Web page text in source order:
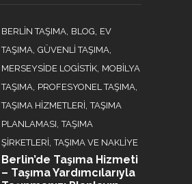
BERLIN TAŞIMA BLOG EV
TAŞIMA GÜVENLI TAŞIMA
MERSEYSIDE LOGISTIK MOBILYA
TAŞIMA PROFESYONEL TAŞIMA
TAŞIMA HIZMETLERI ,TAŞIMA
PLANLAMASI ,TAŞIMA
ŞIRKETLERI ,TAŞIMA VE NAKLIYE
Berlin’de Taşıma Hizmeti
– Taşıma Yardımcılarıyla